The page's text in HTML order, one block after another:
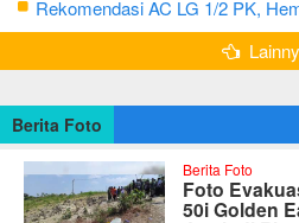
Rekomendasi AC LG 1/2 PK,
Maksimal
Berita Foto
Berita Foto
Foto
50i Golden